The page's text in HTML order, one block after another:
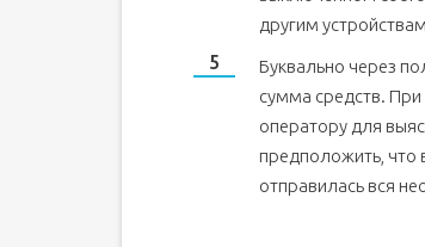
другим
Буквально через
сумма средств.
оператору для
предположить,
отправилась вся